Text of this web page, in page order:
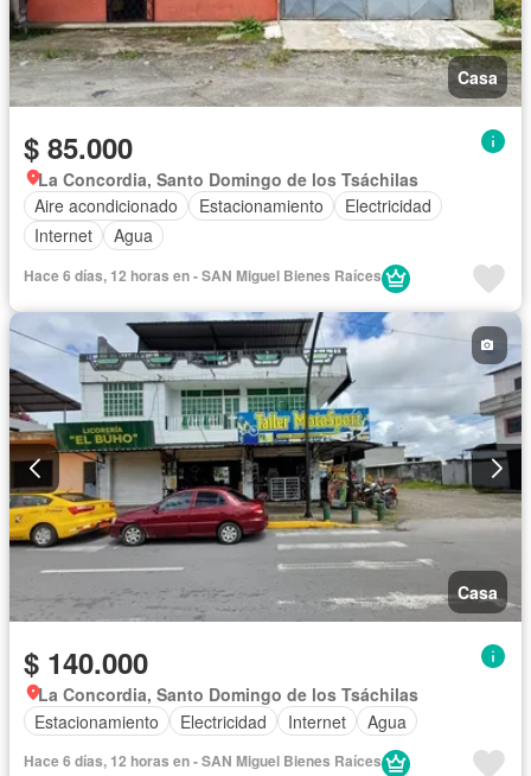
Casa
$ 85.000
La Concordia, Santo Domingo de los Tsáchilas
Aire acondicionado
Estacionamiento
Electricidad
Internet
Agua
Hace 6 días, 12 horas en - SAN Miguel Bienes Raíces
Casa
$ 140.000
La Concordia, Santo Domingo de los Tsáchilas
Estacionamiento
Electricidad Internet Agua
Hace 6 días, 12 horas en - SAN Miguel Bienes Raíces